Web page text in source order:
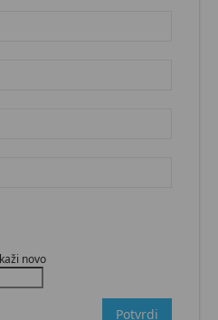
novo
Potvrdi